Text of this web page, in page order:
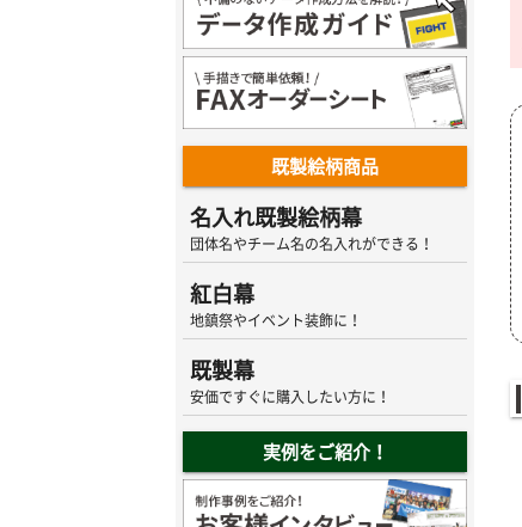
既製絵柄商品
名入れ既製絵柄幕
団体名やチーム名の名入れができる！
紅白幕
地鎮祭やイベント装飾に！
既製幕
安価ですぐに購入したい方に！
実例をご紹介！